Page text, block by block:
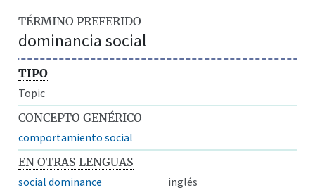
TÉRMINO PREFERIDO
dominancia social
TIPO
Topic
CONCEPTO GENÉRICO
comportamiento social
EN OTRAS LENGUAS
social dominance
inglés